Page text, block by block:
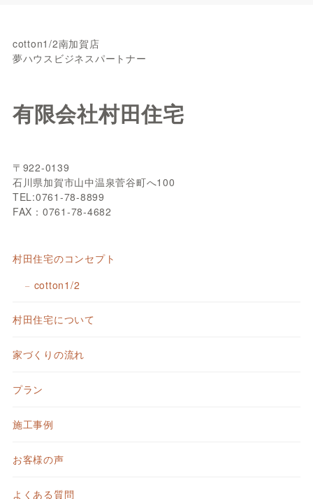
cotton1/2南加賀店
夢ハウスビジネスパートナー
有限会社村田住宅
〒922-0139
石川県加賀市山中温泉菅谷町へ100
TEL:0761-78-8899
FAX：0761-78-4682
村田住宅のコンセプト
cotton1/2
村田住宅について
家づくりの流れ
プラン
施工事例
お客様の声
よくある質問